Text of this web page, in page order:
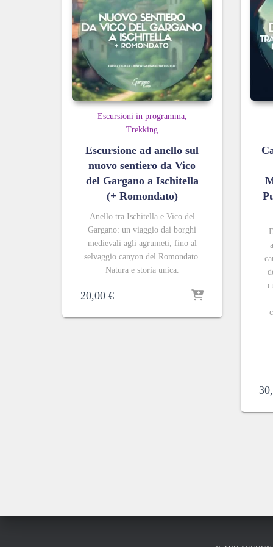
Escursioni in programma
Trekking
Escursione ad anello sul
nuovo sentiero da Vico
del Gargano a Ischitella
(+ Romondato)
Anello tra Ischitella e Vico del
Gargano: un viaggio dai borghi
medievali agli agrumeti, fino al
selvaggio canyon del Romondato.
Natura e storia unica.
20,00 €